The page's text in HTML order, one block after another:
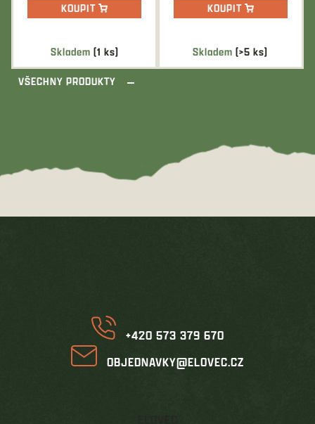
Skladem (1 ks)
KOUPIT
Skladem(>5 ks)
KOUPIT
VŠECHNY PRODUKTY
+420 573 379 670
OBJEDNAVKY@ELOVEC.CZ